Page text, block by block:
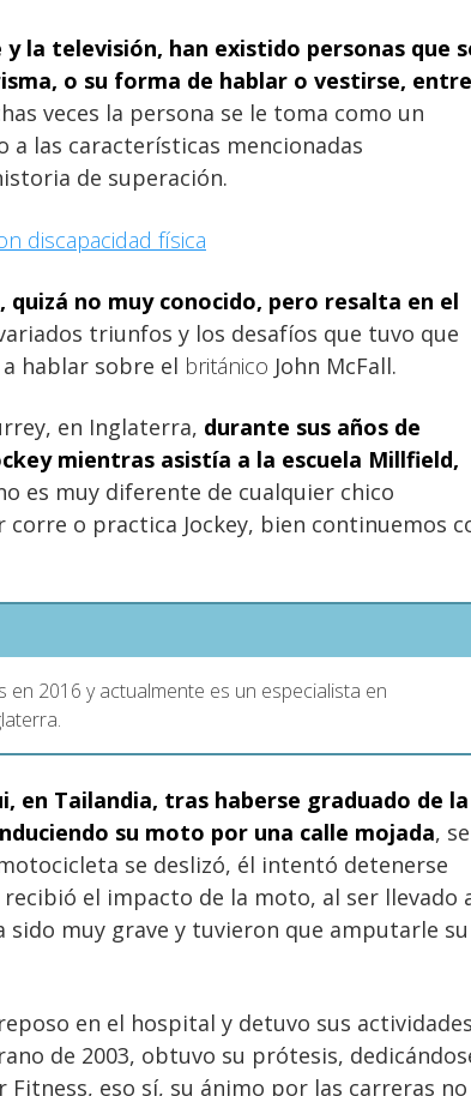
la televisión, han existido personas que
o su forma de hablar o vestirse, entre
veces la persona se le toma como un
las características mencionadas
de superación.
discapacidad física
no muy conocido, pero resalta en el
triunfos y los desafíos que tuvo que
hablar sobre el británico John McFall.
en Inglaterra, durante sus años de
mientras asistía a la escuela Millfield,
es muy diferente de cualquier chico
o practica Jockey, bien continuemos
en 2016 y actualmente es un especialista en
en Tailandia, tras haberse graduado de la
su moto por una calle mojada, se
se deslizó, él intentó detenerse
el impacto de la moto, al ser llevado
muy grave y tuvieron que amputarle su
en el hospital y detuvo sus
de 2003, obtuvo su prótesis,
eso sí, su ánimo por las carreras no